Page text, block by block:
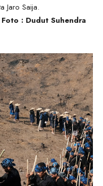
Jaro Saija.
Foto : Dudut Suhendra